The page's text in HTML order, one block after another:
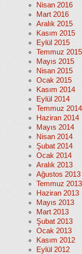
Nisan 2016
Mart 2016
Aralık 2015
Kasım 2015
Eylül 2015
Temmuz 2015
Mayıs 2015
Nisan 2015
Ocak 2015
Kasım 2014
Eylül 2014
Temmuz 2014
Haziran 2014
Mayıs 2014
Nisan 2014
Şubat 2014
Ocak 2014
Aralık 2013
Ağustos 2013
Temmuz 2013
Haziran 2013
Mayıs 2013
Mart 2013
Şubat 2013
Ocak 2013
Kasım 2012
Eylül 2012